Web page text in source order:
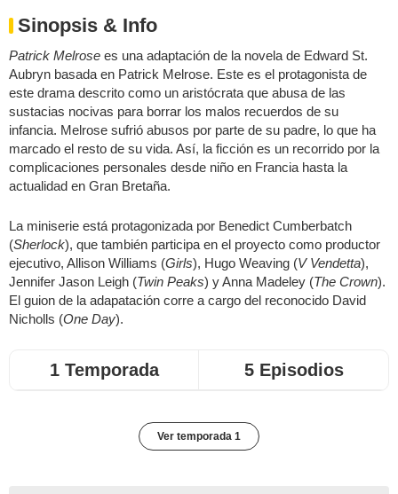
Sinopsis & Info
Patrick Melrose es una adaptación de la novela de Edward St.
Aubryn basada en Patrick Melrose. Este es el protagonista de
este drama descrito como un aristócrata que abusa de las
sustacias nocivas para borrar los malos recuerdos de su
infancia. Melrose sufrió abusos por parte de su padre, lo que ha
marcado el resto de su vida. Así, la ficción es un recorrido por la
complicaciones personales desde niño en Francia hasta la
actualidad en Gran Bretaña.
La miniserie está protagonizada por Benedict Cumberbatch
(Sherlock), que también participa en el proyecto como productor
ejecutivo, Allison Williams (Girls), Hugo Weaving (V Vendetta),
Jennifer Jason Leigh (Twin Peaks) y Anna Madeley (The Crown).
El guion de la adapatación corre a cargo del reconocido David
Nicholls (One Day).
1 Temporada 5 Episodios
Ver temporada 1